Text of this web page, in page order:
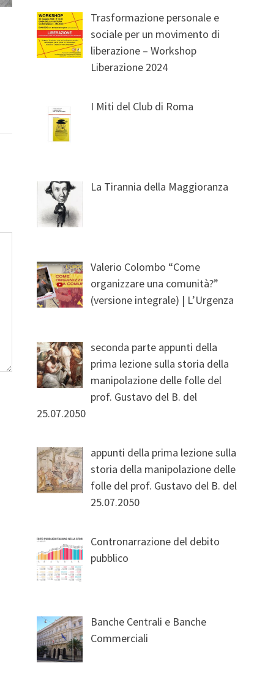
Trasformazione personale e
sociale per un movimento di
liberazione – Workshop
Liberazione 2024
I Miti del Club di Roma
La Tirannia della Maggioranza
Valerio Colombo “Come
organizzare una comunità?”
(versione integrale) | L’Urgenza
seconda parte appunti della
prima lezione sulla storia della
manipolazione delle folle del
prof. Gustavo del B. del
25.07.2050
appunti della prima lezione sulla
storia della manipolazione delle
folle del prof. Gustavo del B. del
25.07.2050
Contronarrazione del debito
pubblico
Banche Centrali e Banche
Commerciali